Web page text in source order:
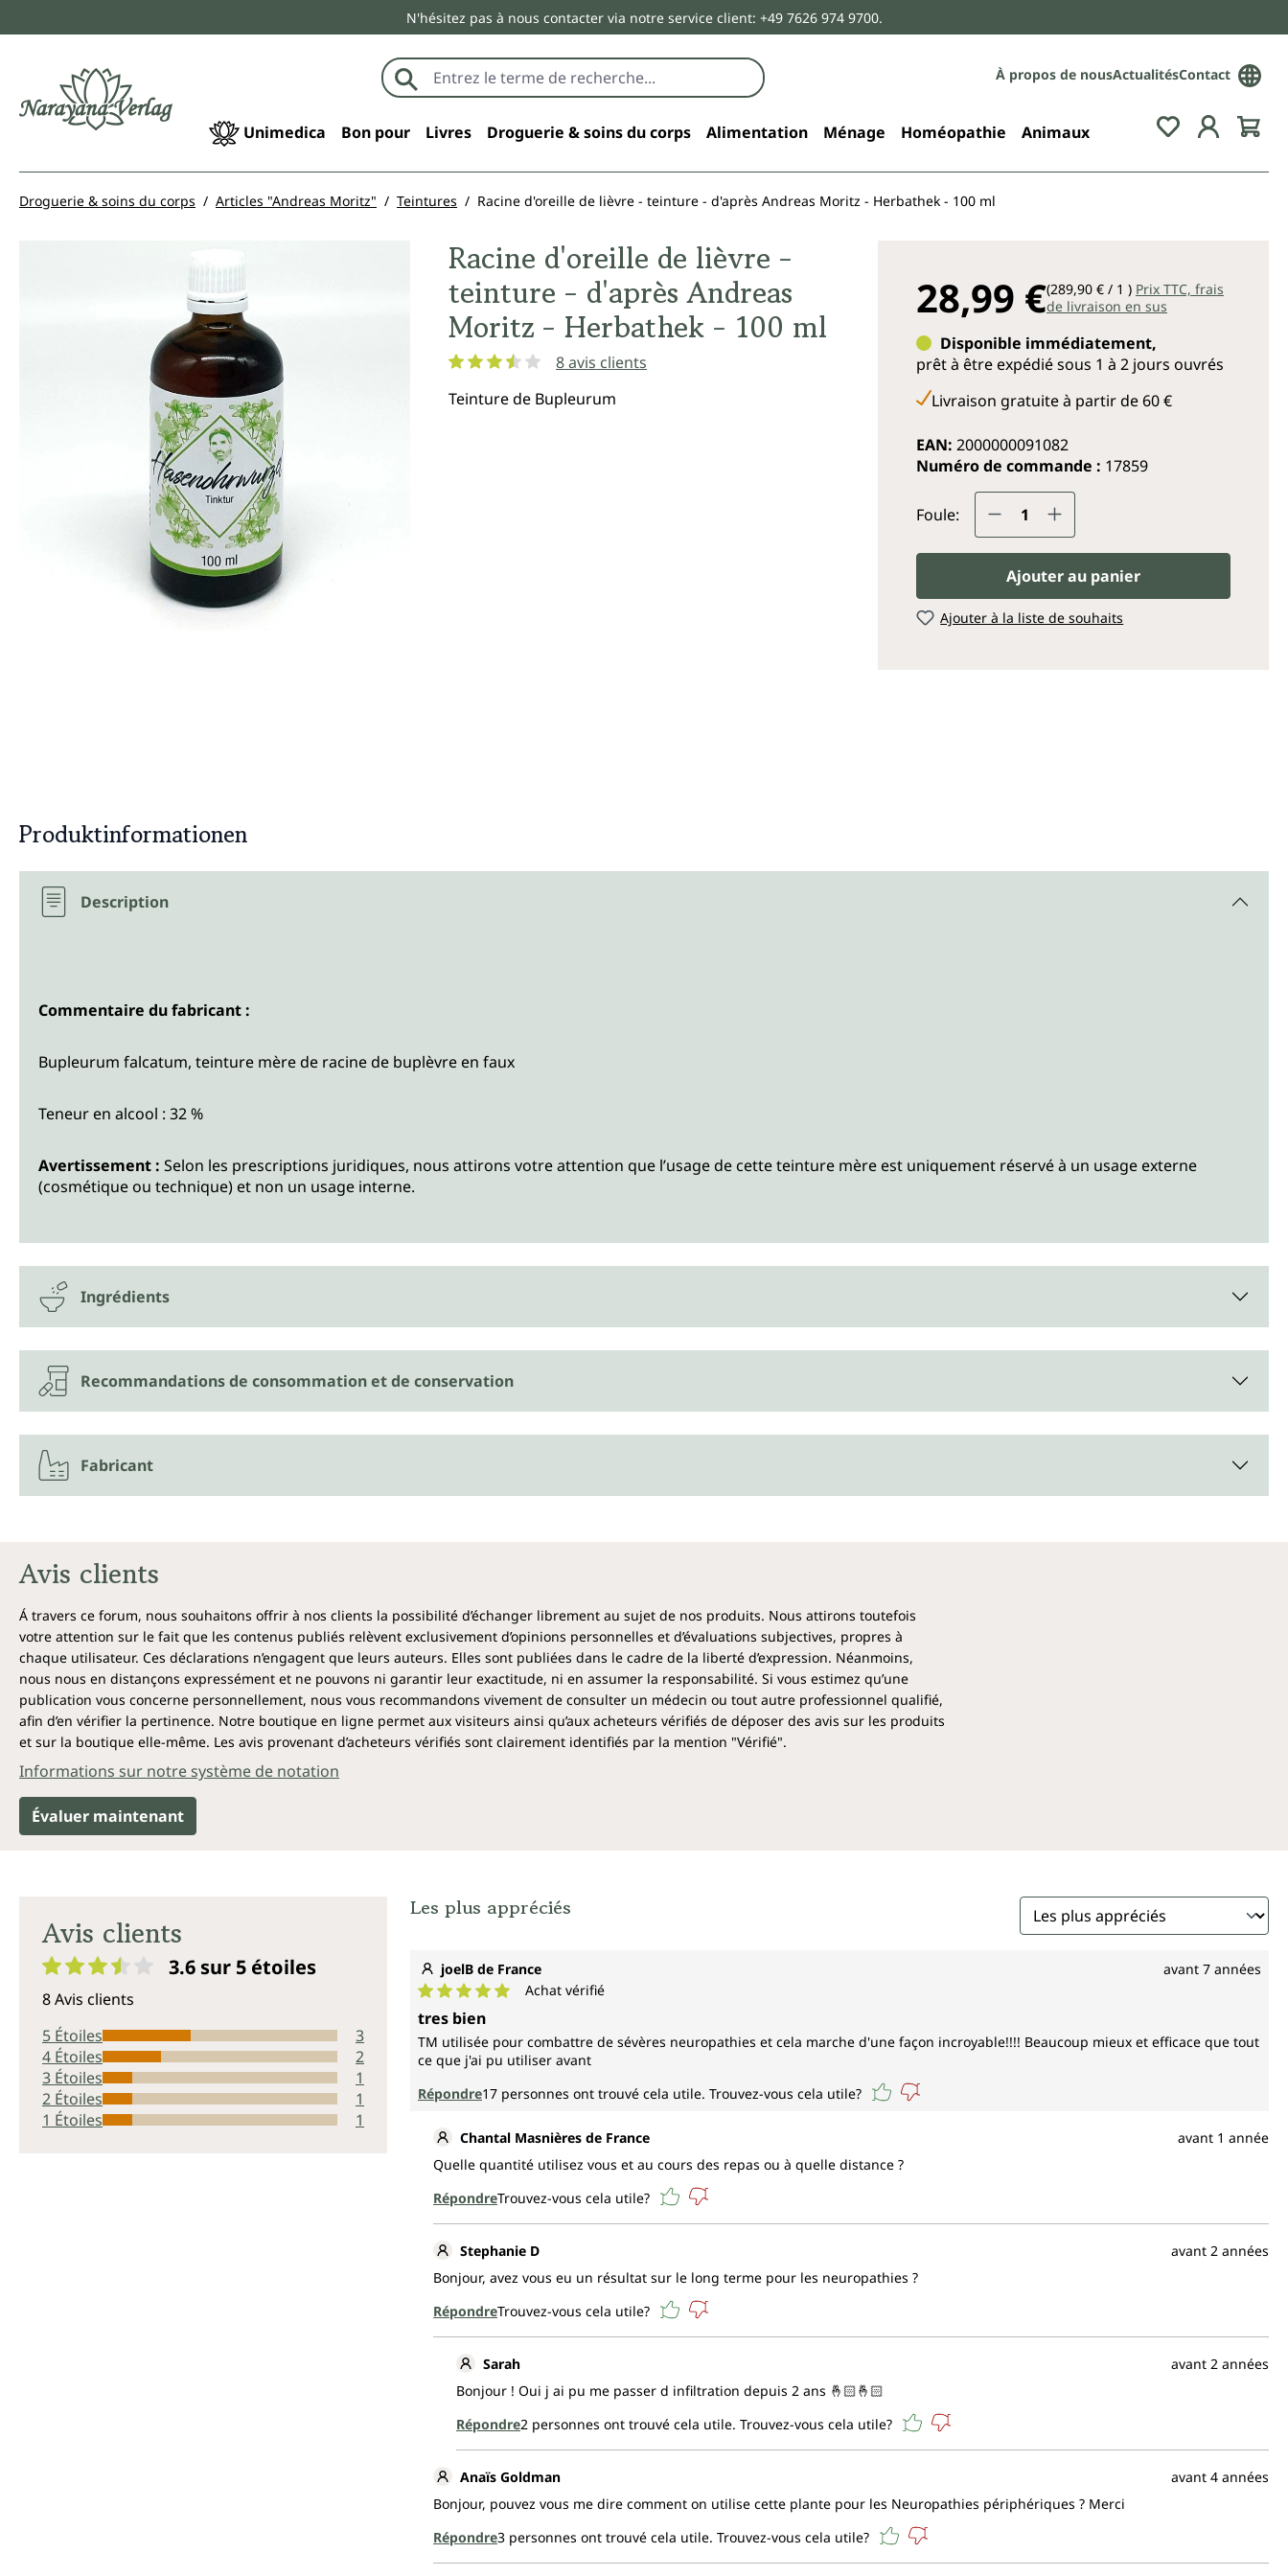
N'hésitez pas à nous contacter via notre service client: +49 7626 974 9700.
À propos de nousActualitésContact
Unimedica Bon pour Livres Droguerie & soins du corps Alimentation Ménage Homéopathie Animaux
Droguerie & soins du corps Articles "Andreas Moritz" Teintures Racine d'oreille de lièvre - teinture - d'après Andreas Moritz - Herbathek - 100 ml
Racine d'oreille de lièvre -
teinture - d'après Andreas
Moritz - Herbathek - 100 ml
8 avis clients
Teinture de Bupleurum
28,99 €(289,90 € / 1 ) Prix TTC, frais
de livraison en sus
Disponible immédiatement,
prêt à être expédié sous 1 à 2 jours ouvrés
Livraison gratuite à partir de 60 €
EAN: 2000000091082
Numéro de commande : 17859
Foule: Quantité de produit :
Ajouter au panier
Ajouter à la liste de souhaits
Produktinformationen
Description
Commentaire du fabricant :
Bupleurum falcatum, teinture mère de racine de buplèvre en faux
Teneur en alcool : 32 %
Avertissement : Selon les prescriptions juridiques, nous attirons votre attention que l’usage de cette teinture mère est uniquement réservé à un usage externe
(cosmétique ou technique) et non un usage interne.
Ingrédients
Recommandations de consommation et de conservation
Fabricant
Avis clients
Á travers ce forum, nous souhaitons offrir à nos clients la possibilité d’échanger librement au sujet de nos produits. Nous attirons toutefois
votre attention sur le fait que les contenus publiés relèvent exclusivement d’opinions personnelles et d’évaluations subjectives, propres à
chaque utilisateur. Ces déclarations n’engagent que leurs auteurs. Elles sont publiées dans le cadre de la liberté d’expression. Néanmoins,
nous nous en distançons expressément et ne pouvons ni garantir leur exactitude, ni en assumer la responsabilité. Si vous estimez qu’une
publication vous concerne personnellement, nous vous recommandons vivement de consulter un médecin ou tout autre professionnel qualifié,
afin d’en vérifier la pertinence. Notre boutique en ligne permet aux visiteurs ainsi qu’aux acheteurs vérifiés de déposer des avis sur les produits
et sur la boutique elle-même. Les avis provenant d’acheteurs vérifiés sont clairement identifiés par la mention "Vérifié".
Informations sur notre système de notation
Évaluer maintenant
Avis clients
3.6 sur 5 étoiles
8 Avis clients
5 Étoiles
3
4 Étoiles
2
3 Étoiles
1
2 Étoiles
1
1 Étoiles
1
Les plus appréciés
joelB de France avant 7 années
Note moyenne de 5 sur 5 étoiles
Achat vérifié
tres bien
TM utilisée pour combattre de sévères neuropathies et cela marche d'une façon incroyable!!!! Beaucoup mieux et efficace que tout
ce que j'ai pu utiliser avant
Répondre17 personnes ont trouvé cela utile. Trouvez-vous cela utile?
Chantal Masnières de France
avant 1 année
Quelle quantité utilisez vous et au cours des repas ou à quelle distance ?
RépondreTrouvez-vous cela utile?
Stephanie D
avant 2 années
Bonjour, avez vous eu un résultat sur le long terme pour les neuropathies ?
RépondreTrouvez-vous cela utile?
Sarah
avant 2 années
Bonjour ! Oui j ai pu me passer d infiltration depuis 2 ans 🤞🏻🤞🏻
Répondre2 personnes ont trouvé cela utile. Trouvez-vous cela utile?
Anaïs Goldman
avant 4 années
Bonjour, pouvez vous me dire comment on utilise cette plante pour les Neuropathies périphériques ? Merci
Répondre3 personnes ont trouvé cela utile. Trouvez-vous cela utile?